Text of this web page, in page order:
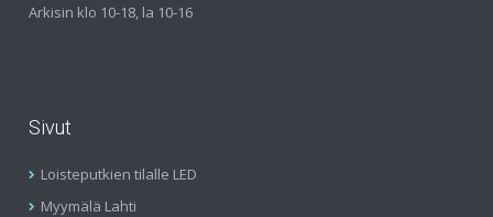
Arkisin klo 10-18, la 10-16
Sivut
Loisteputkien tilalle LED
Myymälä Lahti